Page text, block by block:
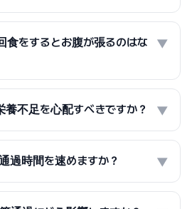
食をするとお腹が張るのはな
▼
不足を心配すべきですか？ ▼
過時間を速めますか？ ▼